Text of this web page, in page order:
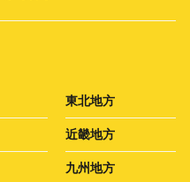
東北地方
近畿地方
九州地方